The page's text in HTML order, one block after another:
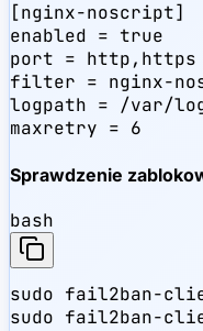
[nginx-noscript]
enabled = true
port = http,https
filter = nginx-
logpath = /var/
maxretry = 6
Sprawdzenie
bash
sudo fail2ban-
sudo fail2ban-